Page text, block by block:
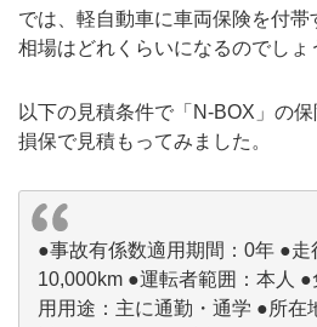
では、軽自動車に車両保険を付
相場はどれくらいになるのでしょ
以下の見積条件で「N-BOX」の
損保で見積もってみました。
●事故有係数適用期間：0年 ●走
10,000km ●運転者範囲：本人
用用途：主に通勤・通学 ●所在